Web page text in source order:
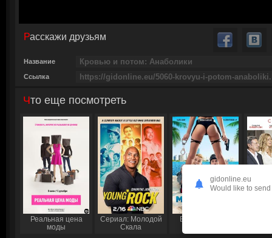
Расскажи друзьям
Название
Ссылка
Что еще посмотреть
Реальная цена
моды
Сериал: Молодой
Скала
Бичи в Майами
gidonline.eu
Would like to